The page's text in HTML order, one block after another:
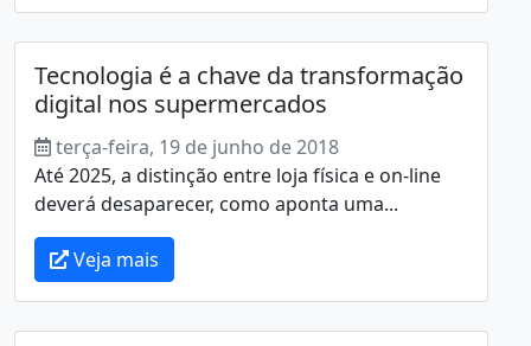
Tecnologia é a chave da transformação
digital nos supermercados
terça-feira, 19 de junho de 2018
Até 2025, a distinção entre loja física e on-line
deverá desaparecer, como aponta uma...
Veja mais